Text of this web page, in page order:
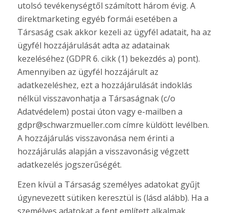
utolsó tevékenységtől számított három évig. A
direktmarketing egyéb formái esetében a
Társaság csak akkor kezeli az ügyfél adatait, ha az
ügyfél hozzájárulását adta az adatainak
kezeléséhez (GDPR 6. cikk (1) bekezdés a) pont).
Amennyiben az ügyfél hozzájárult az
adatkezeléshez, ezt a hozzájárulását indoklás
nélkül visszavonhatja a Társaságnak (c/o
Adatvédelem) postai úton vagy e-mailben a
gdpr@schwarzmueller.com címre küldött levélben.
A hozzájárulás visszavonása nem érinti a
hozzájárulás alapján a visszavonásig végzett
adatkezelés jogszerűségét.
Ezen kívül a Társaság személyes adatokat gyűjt
úgynevezett sütiken keresztül is (lásd alább). Ha a